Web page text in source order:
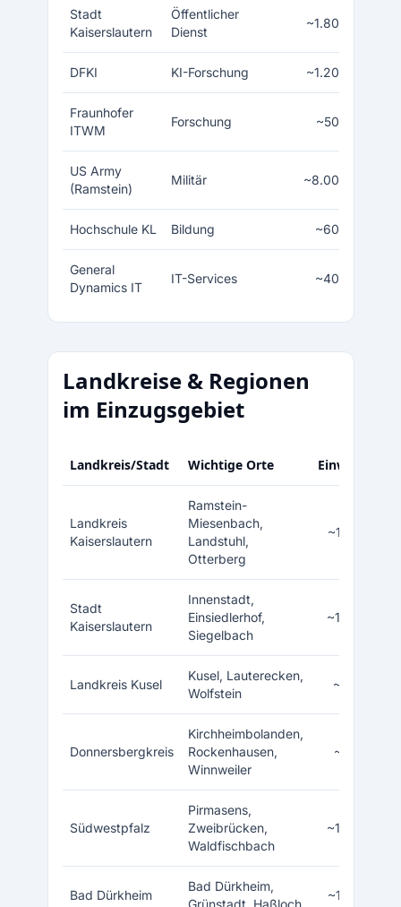
Stadt
Kaiserslautern
Öffentlicher
Dienst
~1.800
DFKI KI-Forschung ~1.200
Fraunhofer
ITWM
Forschung ~500
US Army
(Ramstein)
Militär ~8.000
Hochschule KL Bildung ~600
General
Dynamics IT
IT-Services ~400
Landkreise & Regionen
im Einzugsgebiet
Landkreis/Stadt Wichtige Orte Einwohner
Landkreis
Kaiserslautern
Ramstein-
Miesenbach,
Landstuhl,
Otterberg
~105.000
Stadt
Kaiserslautern
Innenstadt,
Einsiedlerhof,
Siegelbach
~100.000
Landkreis Kusel
Kusel, Lauterecken,
Wolfstein
~70.000
Donnersbergkreis
Kirchheimbolanden,
Rockenhausen,
Winnweiler
~75.000
Südwestpfalz
Pirmasens,
Zweibrücken,
Waldfischbach
~100.000
Bad Dürkheim
Bad Dürkheim,
Grünstadt, Haßloch
~135.000